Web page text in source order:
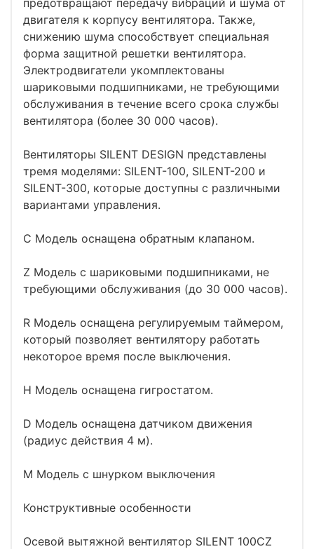
двигателя к корпусу вентилятора. Также,
снижению шума способствует специальная
форма защитной решетки вентилятора.
Электродвигатели укомплектованы
шариковыми подшипниками, не требующими
обслуживания в течение всего срока службы
вентилятора (более 30 000 часов).
Вентиляторы SILENT DESIGN представлены
тремя моделями: SILENT-100, SILENT-200 и
SILENT-300, которые доступны с различными
вариантами управления.
C Модель оснащена обратным клапаном.
Z Модель с шариковыми подшипниками, не
требующими обслуживания (до 30 000 часов).
R Модель оснащена регулируемым таймером,
который позволяет вентилятору работать
некоторое время после выключения.
H Модель оснащена гигростатом.
D Модель оснащена датчиком движения
(радиус действия 4 м).
М Модель с шнурком выключения
Конструктивные особенности
Осевой вытяжной вентилятор SILENT 100CZ